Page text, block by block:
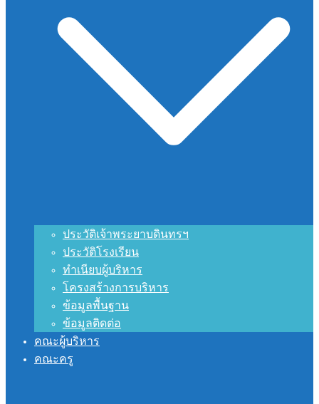
ประวัติเจ้าพระยาบดินทรฯ
ประวัติโรงเรียน
ทำเนียบผู้บริหาร
โครงสร้างการบริหาร
ข้อมูลพื้นฐาน
ข้อมูลติดต่อ
คณะผู้บริหาร
คณะครู